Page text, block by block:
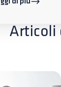
Articoli